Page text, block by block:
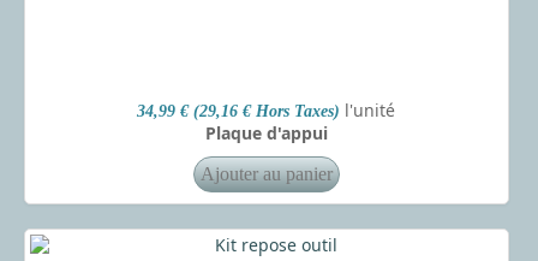
34,99 € (29,16 € Hors Taxes) l'unité
Plaque d'appui